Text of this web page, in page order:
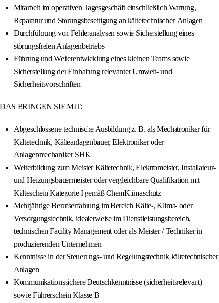
Mitarbeit im operativen Tagesgeschäft einschließlich Wartung,
Reparatur und Störungsbeseitigung an kältetechnischen Anlagen
Durchführung von Fehleranalysen sowie Sicherstellung eines
störungsfreien Anlagenbetriebs
Führung und Weiterentwicklung eines kleinen Teams sowie
Sicherstellung der Einhaltung relevanter Umwelt- und
Sicherheitsvorschriften
DAS BRINGEN SIE MIT:
Abgeschlossene technische Ausbildung z. B. als Mechatroniker für
Kältetechnik, Kälteanlagenbauer, Elektroniker oder
Anlagenmechaniker SHK
Weiterbildung zum Meister Kältetechnik, Elektromeister, Installateur-
und Heizungsbauermeister oder vergleichbare Qualifikation mit
Kälteschein Kategorie I gemäß ChemKlimaschutz
Mehrjährige Berufserfahrung im Bereich Kälte-, Klima- oder
Versorgungstechnik, idealerweise im Dienstleistungsbereich,
technischen Facility Management oder als Meister / Techniker in
produzierenden Unternehmen
Kenntnisse in der Steuerungs- und Regelungstechnik kältetechnischer
Anlagen
Kommunikationssichere Deutschkenntnisse (sicherheitsrelevant)
sowie Führerschein Klasse B